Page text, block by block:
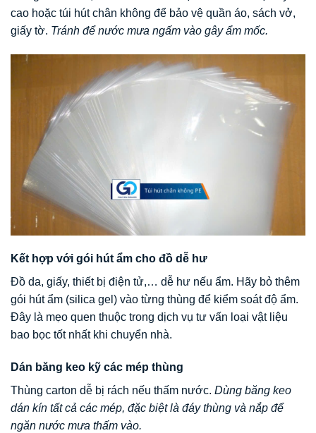
cao hoặc túi hút chân không để bảo vệ quần áo, sách vở,
giấy tờ. Tránh để nước mưa ngấm vào gây ẩm mốc.
Kết hợp với gói hút ẩm cho đồ dễ hư
Đồ da, giấy, thiết bị điện tử,… dễ hư nếu ẩm. Hãy bỏ thêm
gói hút ẩm (silica gel) vào từng thùng để kiểm soát độ ẩm.
Đây là mẹo quen thuộc trong dịch vụ tư vấn loại vật liệu
bao bọc tốt nhất khi chuyển nhà.
Dán băng keo kỹ các mép thùng
Thùng carton dễ bị rách nếu thấm nước. Dùng băng keo
dán kín tất cả các mép, đặc biệt là đáy thùng và nắp để
ngăn nước mưa thấm vào.